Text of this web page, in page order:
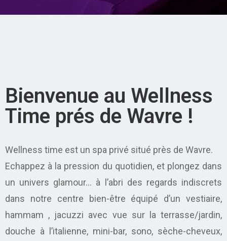
Bienvenue au Wellness
Time prés de Wavre !
Wellness time est un spa privé situé près de Wavre.
Echappez à la pression du quotidien, et plongez dans
un univers glamour… à l’abri des regards indiscrets
dans notre centre bien-être équipé d’un vestiaire,
hammam , jacuzzi avec vue sur la terrasse/jardin,
douche à l’italienne, mini-bar, sono, sèche-cheveux,